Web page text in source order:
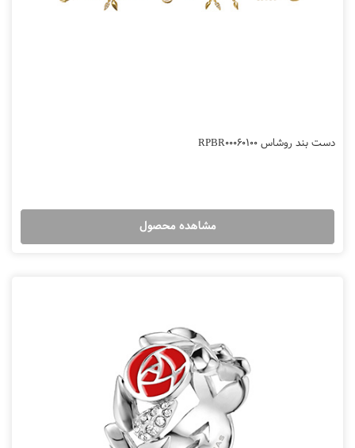
دست بند روشاس RPBR00060100
مشاهده محصول